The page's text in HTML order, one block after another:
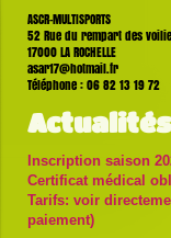
ASCR-MULTISPORTS
52Rue du rempart des
17000LA ROCHELLE
asar17@hotmail.fr
Téléphone : 06 82 13 19 72
Actualités
Inscription saison
Certificat médical
Tarifs: voir
paiement)